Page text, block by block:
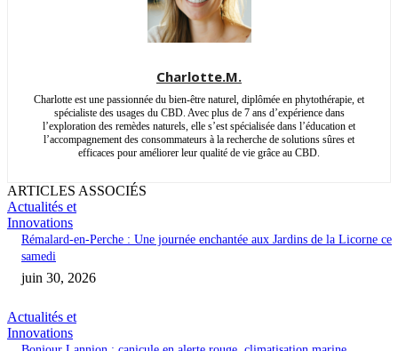
Charlotte.M.
Charlotte est une passionnée du bien-être naturel, diplômée en phytothérapie, et
spécialiste des usages du CBD. Avec plus de 7 ans d’expérience dans
l’exploration des remèdes naturels, elle s’est spécialisée dans l’éducation et
l’accompagnement des consommateurs à la recherche de solutions sûres et
efficaces pour améliorer leur qualité de vie grâce au CBD.
ARTICLES ASSOCIÉS
Actualités et
Innovations
Rémalard-en-Perche : Une journée enchantée aux Jardins de la Licorne ce
samedi
juin 30, 2026
Actualités et
Innovations